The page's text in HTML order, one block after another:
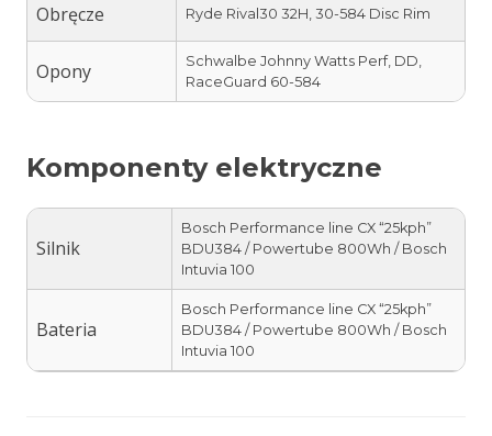
Obręcze Ryde Rival30 32H, 30-584 Disc Rim
Opony
Schwalbe Johnny Watts Perf, DD,
RaceGuard 60-584
Komponenty elektryczne
Silnik
Bosch Performance line CX “25kph”
BDU384 / Powertube 800Wh / Bosch
Intuvia 100
Bateria
Bosch Performance line CX “25kph”
BDU384 / Powertube 800Wh / Bosch
Intuvia 100